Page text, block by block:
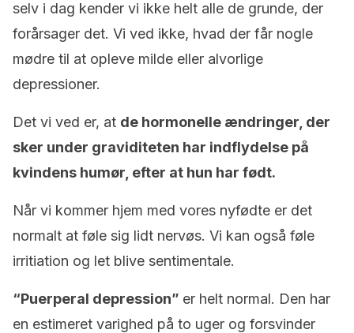
selv i dag kender vi ikke helt alle de grunde, der
forårsager det. Vi ved ikke, hvad der får nogle
mødre til at opleve milde eller alvorlige
depressioner.
Det vi ved er, at de hormonelle ændringer, der
sker under graviditeten har indflydelse på
kvindens humør, efter at hun har født.
Når vi kommer hjem med vores nyfødte er det
normalt at føle sig lidt nervøs. Vi kan også føle
irritiation og let blive sentimentale.
“Puerperal depression” er helt normal. Den har
en estimeret varighed på to uger og forsvinder